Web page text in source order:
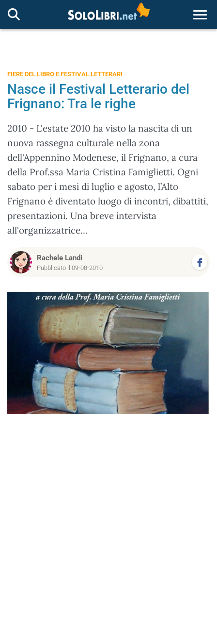
FIERE DEL LIBRO E FESTIVAL LETTERARI
Nasce il Festival Letterario del
Frignano: Tra le righe
2010 - L'estate 2010 ha visto la nascita di un
nuova rassegna culturale nella zona
dell'Appennino Modenese, il Frignano, a cura
della Prof.ssa Maria Cristina Famiglietti. Ogni
sabato per i mesi di luglio e agosto, l’Alto
Frignano è diventato luogo di incontri, dibattiti,
presentazioni. Una breve intervista
all'organizzatrice...
Rachele Landi
Pubblicato il 09-08-2010